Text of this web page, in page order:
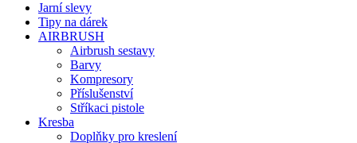
Jarní slevy
Tipy na dárek
AIRBRUSH
Airbrush sestavy
Barvy
Kompresory
Příslušenství
Stříkaci pistole
Kresba
Doplňky pro kreslení